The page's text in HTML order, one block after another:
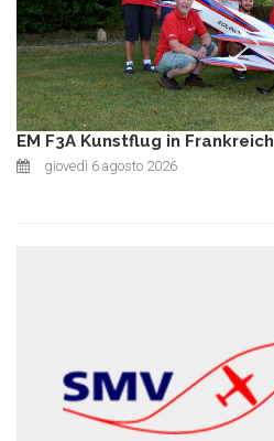
EM F3A Kunstflug in Frankreich
giovedì 6 agosto 2026